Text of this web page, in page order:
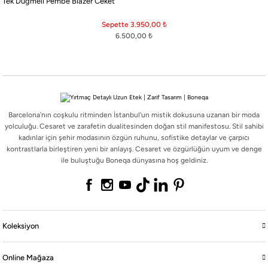
6.500,00 ₺
Sepette 3.950,00₺
Barcelona'nın coşkulu ritminden İstanbul'un mistik dokusuna uzanan bir moda
yolculuğu. Cesaret ve zarafetin dualitesinden doğan stil manifestosu. Stil sahibi
kadınlar için şehir modasının özgün ruhunu, sofistike detaylar ve çarpıcı
kontrastlarla birleştiren yeni bir anlayış. Cesaret ve özgürlüğün uyum ve denge
ile buluştuğu Boneqa dünyasına hoş geldiniz.
Koleksiyon
Online Mağaza
Barcelona'nın coşkulu ritminden İstanbul'un mistik dokusuna uzanan bir moda
kadınlar için şehir modasının özgün ruhunu, sofistike detaylar ve çarpıcı
kontrastlarla birleştiren yeni bir anlayış. Cesaret ve özgürlüğün uyum ve denge
Koleksiyon
Online Mağaza
Yasal